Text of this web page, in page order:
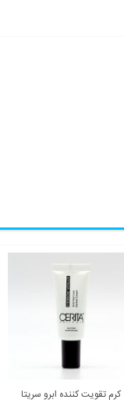
کرم تقویت کننده ابرو سریتا